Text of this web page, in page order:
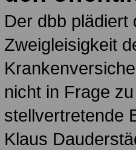
Der dbb plädiert
Zweigleisigkeit
nicht in Frage
stellvertretende
Klaus